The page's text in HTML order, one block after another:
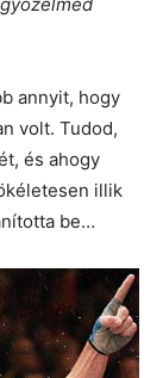
annyit, hogy
volt. Tudod,
és ahogy
illik
be…